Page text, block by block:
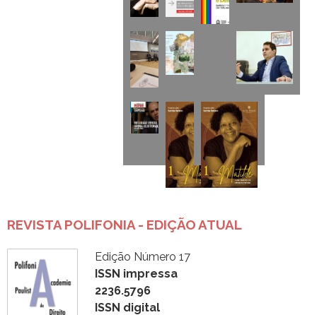
REVISTA POLIFONIA - EDIÇÃO ATUAL
Edição Número 17
ISSN impressa
2236.5796
ISSN digital